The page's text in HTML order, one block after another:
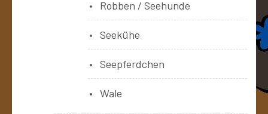
Robben / Seehunde
Seekühe
Seepferdchen
Wale